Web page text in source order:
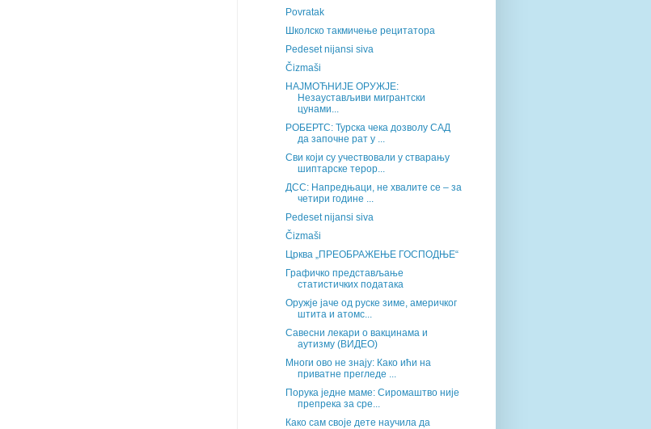
Povratak
Школско такмичење рецитатора
Pedeset nijansi siva
Čizmaši
НАЈМОЋНИЈЕ ОРУЖЈЕ:
Незаустављиви мигрантски
цунами...
РОБЕРТС: Турска чека дозволу САД
да започне рат у ...
Сви који су учествовали у стварању
шиптарске терор...
ДСС: Напредњаци, не хвалите се – за
четири године ...
Pedeset nijansi siva
Čizmaši
Црква „ПРЕОБРАЖЕЊЕ ГОСПОДЊЕ“
Графичко представљање
статистичких података
Оружје јаче од руске зиме, америчког
штита и атомс...
Савесни лекари о вакцинама и
аутизму (ВИДЕО)
Многи ово не знају: Како ићи на
приватне прегледе ...
Порука једне маме: Сиромаштво није
препрека за сре...
Како сам своје дете научила да